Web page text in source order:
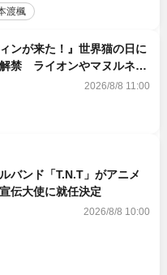
渡楓
ンが来た！』世界猫の日に
禁 ライオンやマヌルネコ
合
2026/8/8 11:00
バンド「T.N.T」がアニメ
伝大使に就任決定
2026/8/8 10:00